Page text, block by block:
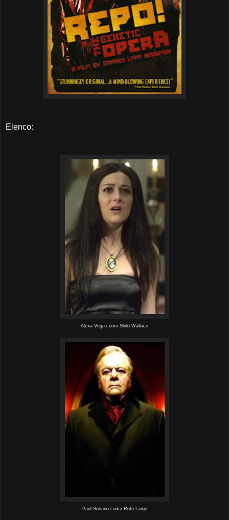
Elenco:
Alexa Vega como Shilo Wallace
Paul Sorvino como Rotti Largo